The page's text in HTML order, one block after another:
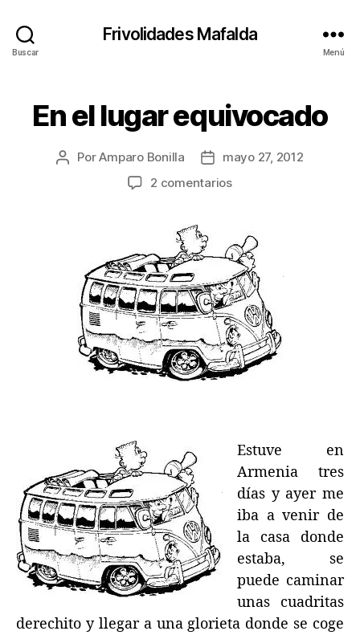
Buscar
Frivolidades Mafalda
Menú
Categorías
En el lugar equivocado
Autor
PorAmparo Bonilla
Fecha
de
mayo 27, 2012
2 comentariosen
lugar
equivocado
Estuve en
Armenia tres
días y ayer me
iba a venir de
la casa donde
estaba, se
puede caminar
unas cuadritas
derechito y llegar a una glorieta donde se coge